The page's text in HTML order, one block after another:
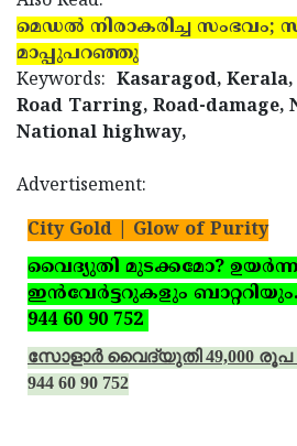
മെഡല്‍ നിരാകരിച്ച സംഭവം;
മാപ്പുപറഞ്ഞു
Keywords: Kasaragod, Kerala,
Road Tarring, Road-damage,
National highway,
Advertisement:
City Gold | Glow of Purity
വൈദ്യുതി മുടക്കമോ?
ഇന്‍വേര്‍ട്ടറുകളും
944 60 90 752
സോളാര്‍ വൈദ്യുതി 49,000
944 60 90 752